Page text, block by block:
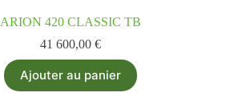
ARION 420 CLASSIC TB
41 600,00 €
Ajouter au panier